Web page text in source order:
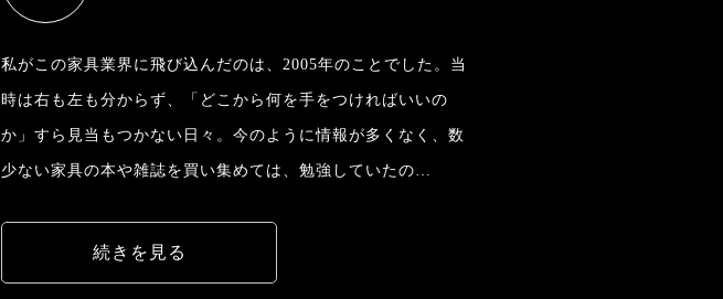
私がこの家具業界に飛び込んだのは、2005年のことでした。当
時は右も左も分からず、「どこから何を手をつければいいの
か」すら見当もつかない日々。今のように情報が多くなく、数
少ない家具の本や雑誌を買い集めては、勉強していたの…
続きを見る